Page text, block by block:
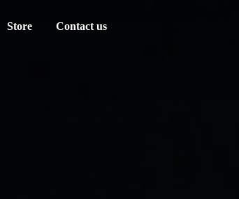
Store Contact us